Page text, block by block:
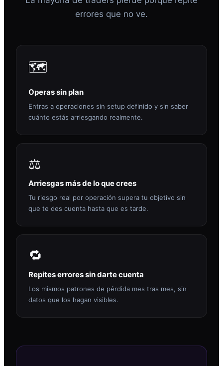
errores que no ve.
🗺️
Operas sin plan
Entras a operaciones sin setup definido y sin saber
cuánto estás arriesgando realmente.
⚖️
Arriesgas más de lo que crees
Tu riesgo real por operación supera tu objetivo sin
que te des cuenta hasta que es tarde.
🔁
Repites errores sin darte cuenta
Los mismos patrones de pérdida mes tras mes, sin
datos que los hagan visibles.